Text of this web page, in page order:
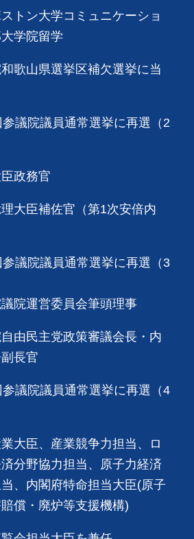
トン大学コミュニケーショ
学院留学
歌山県選挙区補欠選挙に当
議院議員通常選挙に再選（2
政務官
大臣補佐官（第1次安倍内
議院議員通常選挙に再選（3
院運営委員会筆頭理事
由民主党政策審議会長・内
長官
議院議員通常選挙に再選（4
大臣、産業競争力担当、ロ
分野協力担当、原子力経済
、内閣府特命担当大臣(原子
償・廃炉等支援機構)